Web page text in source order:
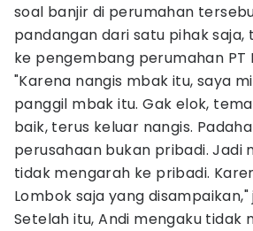
soal banjir di perumahan
pandangan dari satu pihak saja,
ke pengembang perumahan PT
"Karena nangis mbak itu, saya
panggil mbak itu. Gak elok,
baik, terus keluar nangis.
perusahaan bukan pribadi. Jadi
tidak mengarah ke pribadi.
Lombok saja yang disampaikan,"
Setelah itu, Andi mengaku tidak